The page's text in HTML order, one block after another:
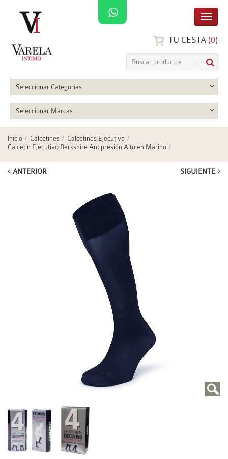
TU CESTA (0)
Seleccionar Categorias
Seleccionar Marcas
Inicio Calcetines
Calcetines Ejecutivo
Calcetín Ejecutivo Berkshire Antipresión Alto en Marino
ANTERIOR SIGUIENTE